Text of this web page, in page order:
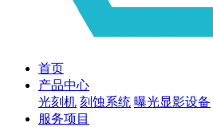
首页
产品中心
光刻机 刻蚀系统 曝光显影设备
服务项目